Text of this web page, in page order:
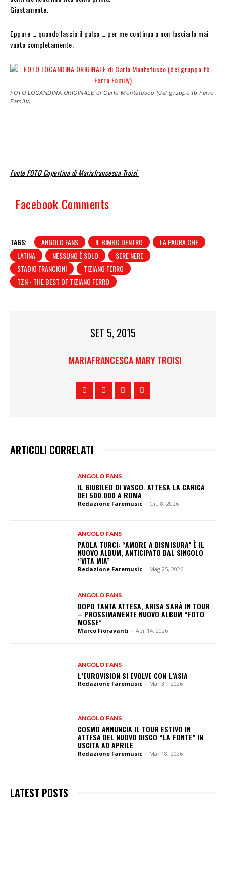
Giustamente.
Eppure … quando lascia il palco … per me continua a non lasciarlo mai
vuoto completamente.
FOTO LOCANDINA ORIGINALE di Carlo Montefusco (del gruppo fb Ferro
Family)
Fonte FOTO Copertina di Mariafrancesca Troisi
Facebook Comments
TAGS: ANGOLO FANS IL BIMBO DENTRO
LA PAURA CHE
LATINA
NESSUNO È SOLO
SERE NERE
STADIO FRANCIONI
TIZIANO FERRO
TZN - THE BEST OF TIZIANO FERRO
SET 5, 2015
MARIAFRANCESCA MARY TROISI
ARTICOLI CORRELATI
ANGOLO FANS
IL GIUBILEO DI VASCO. ATTESA LA CARICA
DEI 500.000 A ROMA
Redazione Faremusic - Giu 8, 2026
ANGOLO FANS
PAOLA TURCI: “AMORE A DISMISURA” È IL
NUOVO ALBUM, ANTICIPATO DAL SINGOLO
“VITA MIA”
Redazione Faremusic - Mag 25, 2026
ANGOLO FANS
DOPO TANTA ATTESA, ARISA SARÀ IN TOUR
– PROSSIMAMENTE NUOVO ALBUM “FOTO
MOSSE”
Marco Fioravanti - Apr 14, 2026
ANGOLO FANS
L’EUROVISION SI EVOLVE CON L’ASIA
Redazione Faremusic - Mar 31, 2026
ANGOLO FANS
COSMO ANNUNCIA IL TOUR ESTIVO IN
ATTESA DEL NUOVO DISCO “LA FONTE” IN
USCITA AD APRILE
Redazione Faremusic - Mar 18, 2026
LATEST POSTS